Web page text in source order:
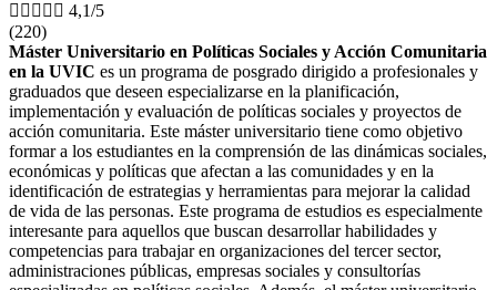
     4,1/5
(220)
Máster Universitario en Políticas Sociales y Acción Comunitaria
en la UVIC es un programa de posgrado dirigido a profesionales y
graduados que deseen especializarse en la planificación,
implementación y evaluación de políticas sociales y proyectos de
acción comunitaria. Este máster universitario tiene como objetivo
formar a los estudiantes en la comprensión de las dinámicas sociales,
económicas y políticas que afectan a las comunidades y en la
identificación de estrategias y herramientas para mejorar la calidad
de vida de las personas. Este programa de estudios es especialmente
interesante para aquellos que buscan desarrollar habilidades y
competencias para trabajar en organizaciones del tercer sector,
administraciones públicas, empresas sociales y consultorías